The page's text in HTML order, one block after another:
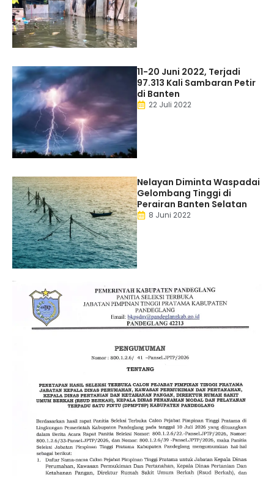
11-20 Juni 2022, Terjadi
97.313 Kali Sambaran Petir
di Banten
22 Juli 2022
Nelayan Diminta Waspadai
Gelombang Tinggi di
Perairan Banten Selatan
8 Juni 2022